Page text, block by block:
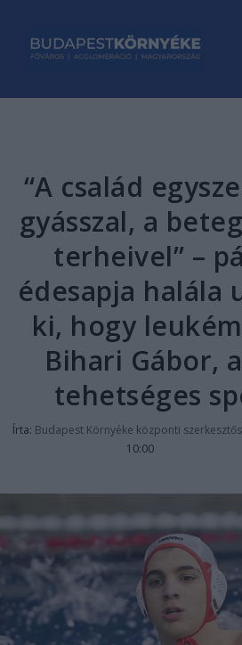
“A család
gyásszal, a
terheivel” –
édesapja halála
ki, hogy
Bihari Gábor,
tehetséges
Írta: Budapest Környéke központi
10:00